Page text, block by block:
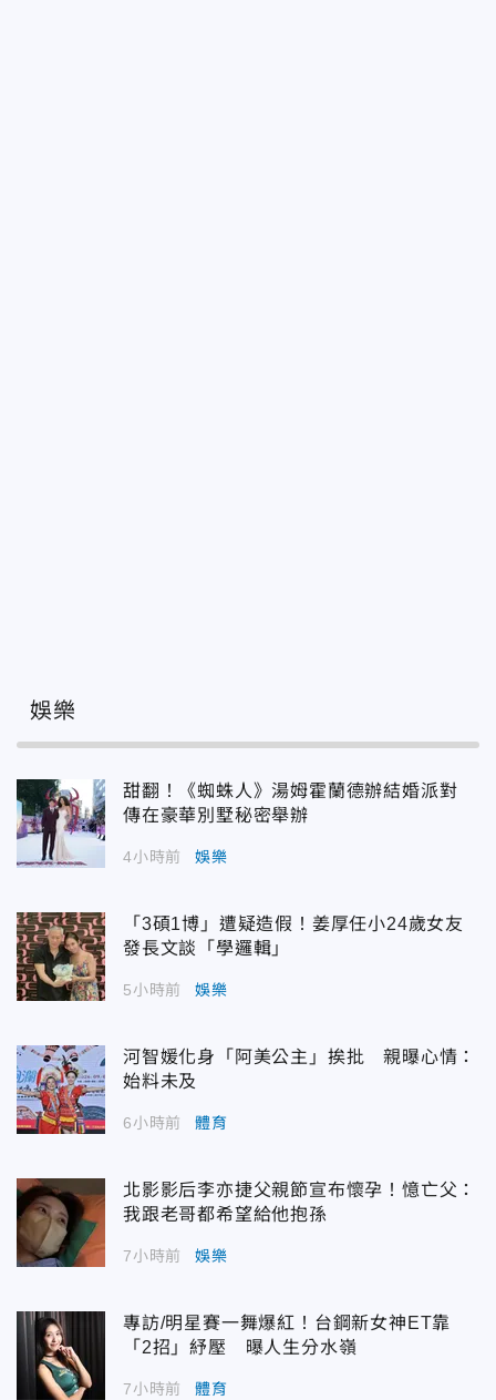
娛樂
甜翻！《蜘蛛人》湯姆霍蘭德辦結婚派對
傳在豪華別墅秘密舉辦
4小時前 娛樂
「3碩1博」遭疑造假！姜厚任小24歲女友
發長文談「學邏輯」
5小時前 娛樂
河智媛化身「阿美公主」挨批 親曝心情：
始料未及
6小時前 體育
北影影后李亦捷父親節宣布懷孕！憶亡父：
我跟老哥都希望給他抱孫
7小時前 娛樂
專訪/明星賽一舞爆紅！台鋼新女神ET靠
「2招」紓壓 曝人生分水嶺
7小時前 體育